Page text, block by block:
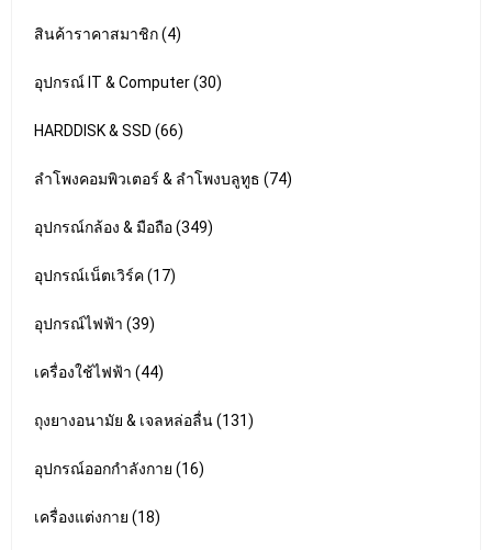
สินค้าราคาสมาชิก (4)
อุปกรณ์ IT & Computer (30)
HARDDISK & SSD (66)
ลำโพงคอมพิวเตอร์ & ลำโพงบลูทูธ (74)
อุปกรณ์กล้อง & มือถือ (349)
อุปกรณ์เน็ตเวิร์ค (17)
อุปกรณ์ไฟฟ้า (39)
เครื่องใช้ไฟฟ้า (44)
ถุงยางอนามัย & เจลหล่อลื่น (131)
อุปกรณ์ออกกำลังกาย (16)
เครื่องแต่งกาย (18)